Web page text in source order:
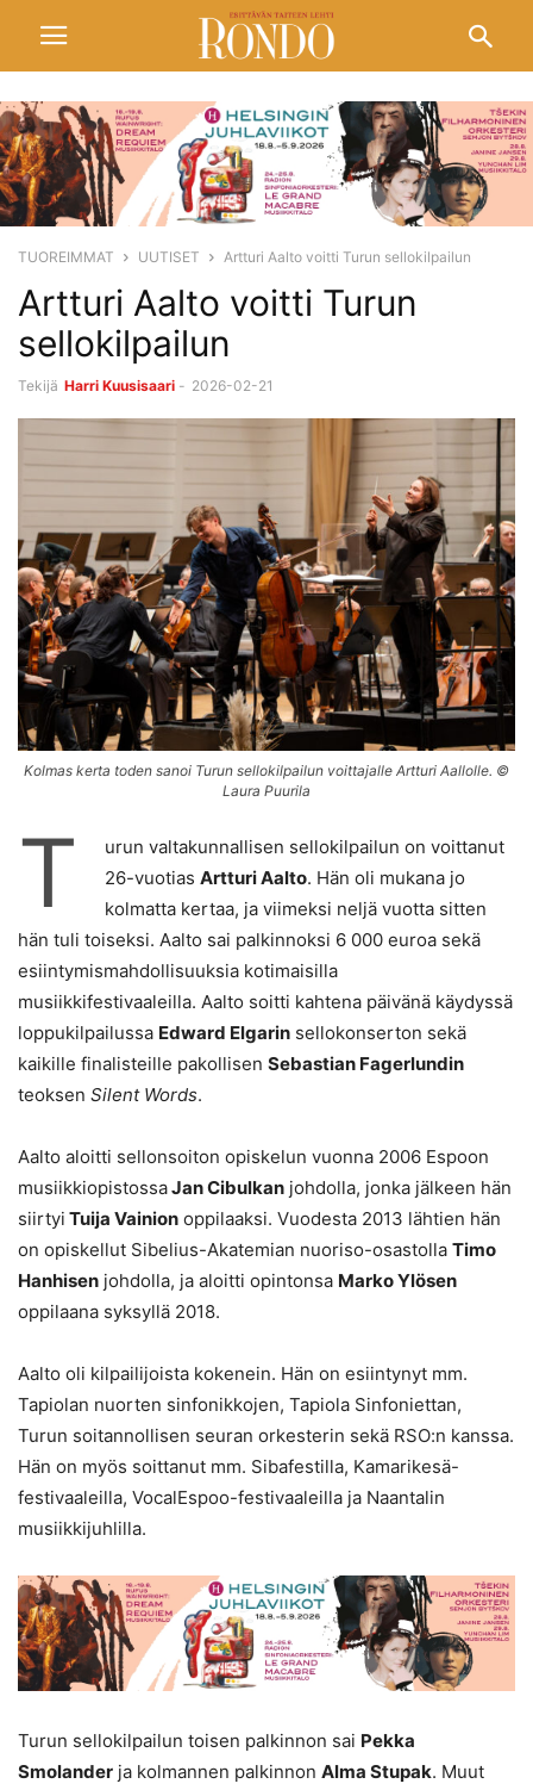
TUOREIMMAT UUTISET Artturi Aalto voitti Turun sellokilpailun
Artturi Aalto voitti Turun
sellokilpailun
Tekijä Harri Kuusisaari - 2026-02-21
Kolmas kerta toden sanoi Turun sellokilpailun voittajalle Artturi Aallolle. ©
Laura Puurila
T
urun valtakunnallisen sellokilpailun on voittanut
26-vuotias Artturi Aalto. Hän oli mukana jo
kolmatta kertaa, ja viimeksi neljä vuotta sitten
hän tuli toiseksi. Aalto sai palkinnoksi 6 000 euroa sekä
esiintymismahdollisuuksia kotimaisilla
musiikkifestivaaleilla. Aalto soitti kahtena päivänä käydyssä
loppukilpailussa Edward Elgarin sellokonserton sekä
kaikille finalisteille pakollisen Sebastian Fagerlundin
teoksen Silent Words.
Aalto aloitti sellonsoiton opiskelun vuonna 2006 Espoon
musiikkiopistossaJan Cibulkan johdolla, jonka jälkeen hän
siirtyi Tuija Vainion oppilaaksi. Vuodesta 2013 lähtien hän
on opiskellut Sibelius-Akatemian nuoriso-osastolla Timo
Hanhisen johdolla, ja aloitti opintonsa Marko Ylösen
oppilaana syksyllä 2018.
Aalto oli kilpailijoista kokenein. Hän on esiintynyt mm.
Tapiolan nuorten sinfonikkojen, Tapiola Sinfoniettan,
Turun soitannollisen seuran orkesterin sekä RSO:n kanssa.
Hän on myös soittanut mm. Sibafestilla, Kamarikesä-
festivaaleilla, VocalEspoo-festivaaleilla ja Naantalin
musiikkijuhlilla.
Turun sellokilpailun toisen palkinnon sai Pekka
Smolander ja kolmannen palkinnon Alma Stupak. Muut